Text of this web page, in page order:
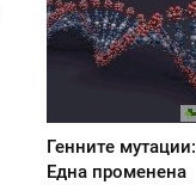
Генните мутации:
Една променена